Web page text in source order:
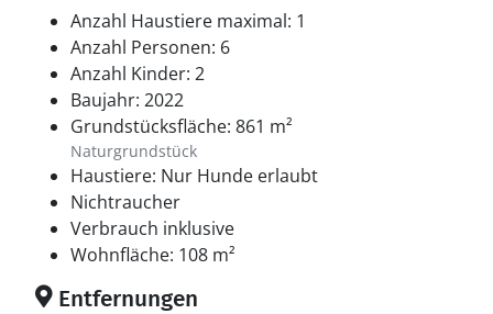
Anzahl Haustiere maximal: 1
Anzahl Personen: 6
Anzahl Kinder: 2
Baujahr: 2022
Grundstücksfläche: 861 m²
Naturgrundstück
Haustiere: Nur Hunde erlaubt
Nichtraucher
Verbrauch inklusive
Wohnfläche: 108 m²
Entfernungen